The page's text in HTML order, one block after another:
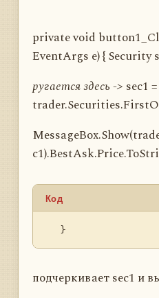
private void
EventArgs e) { Security
ругается здесь -> sec1 =
Код
подчеркивает sec1 и